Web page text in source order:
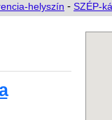
helyszín - SZÉP-